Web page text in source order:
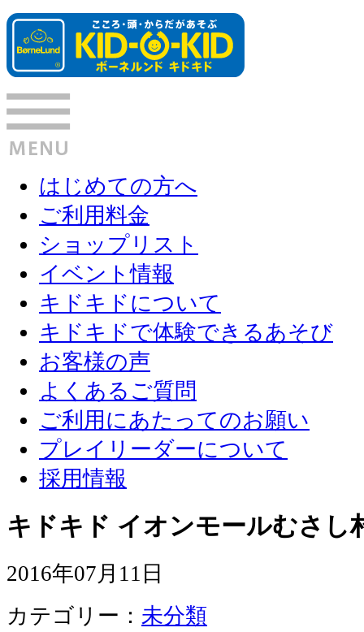
はじめての方へ
ご利用料金
ショップリスト
イベント情報
キドキドについて
キドキドで体験できるあそび
お客様の声
よくあるご質問
ご利用にあたってのお願い
プレイリーダーについて
採用情報
キドキド イオンモールむさし
2016年07月11日
カテゴリー： 未分類